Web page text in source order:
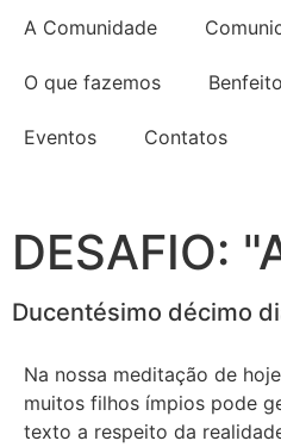
A Comunidade
O que fazemos
Eventos Contatos
DESAFIO:
Ducentésimo décimo
Na nossa meditação de
muitos filhos ímpios pode
texto a respeito da